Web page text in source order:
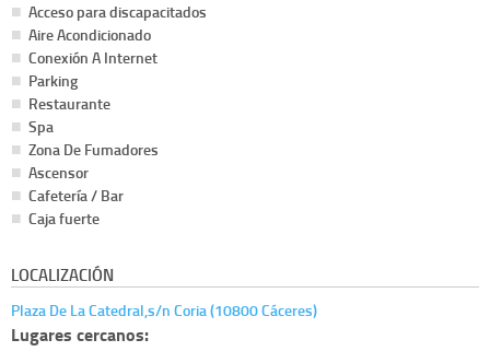
Acceso para discapacitados
Aire Acondicionado
Conexión A Internet
Parking
Restaurante
Spa
Zona De Fumadores
Ascensor
Cafetería / Bar
Caja fuerte
LOCALIZACIÓN
Plaza De La Catedral,s/n Coria (10800 Cáceres)
Lugares cercanos: